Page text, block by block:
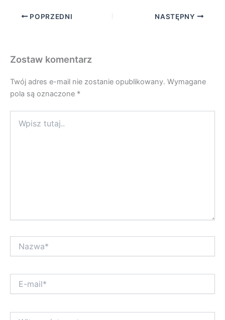
POPRZEDNI NASTĘPNY
Zostaw komentarz
Twój adres e-mail nie zostanie opublikowany. Wymagane
pola są oznaczone *
tutaj..
mail*